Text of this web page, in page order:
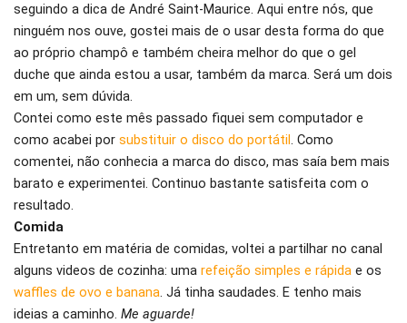
seguindo a dica de André Saint-Maurice. Aqui entre nós, que
ninguém nos ouve, gostei mais de o usar desta forma do que
ao próprio champô e também cheira melhor do que o gel
duche que ainda estou a usar, também da marca. Será um dois
em um, sem dúvida.
Contei como este mês passado fiquei sem computador e
como acabei por substituir o disco do portátil. Como
comentei, não conhecia a marca do disco, mas saía bem mais
barato e experimentei. Continuo bastante satisfeita com o
resultado.
Comida
Entretanto em matéria de comidas, voltei a partilhar no canal
alguns videos de cozinha: uma refeição simples e rápida e os
waffles de ovo e banana. Já tinha saudades. E tenho mais
ideias a caminho. Me aguarde!